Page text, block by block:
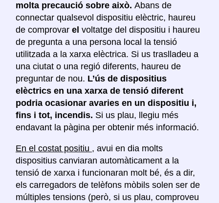
molta precaució sobre això. Abans de
connectar qualsevol dispositiu elèctric, haureu
de comprovar el voltatge del dispositiu i haureu
de pregunta a una persona local la tensió
utilitzada a la xarxa elèctrica. Si us traslladeu a
una ciutat o una regió diferents, haureu de
preguntar de nou. L’ús de dispositius
elèctrics en una xarxa de tensió diferent
podria ocasionar avaries en un dispositiu i,
fins i tot, incendis. Si us plau, llegiu més
endavant la pàgina per obtenir més informació.
En el costat positiu , avui en dia molts
dispositius canviaran automàticament a la
tensió de xarxa i funcionaran molt bé, és a dir,
els carregadors de telèfons mòbils solen ser de
múltiples tensions (però, si us plau, comproveu